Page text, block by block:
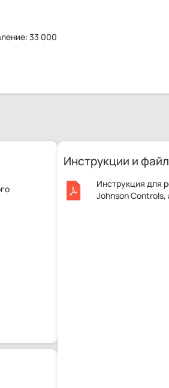
33 000
Инструкции и
Инструкция для
Johnson Controls,